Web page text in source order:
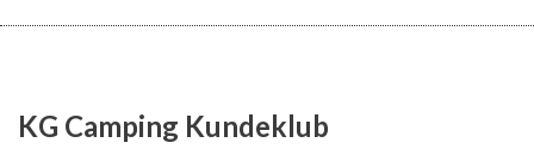
KG Camping Kundeklub